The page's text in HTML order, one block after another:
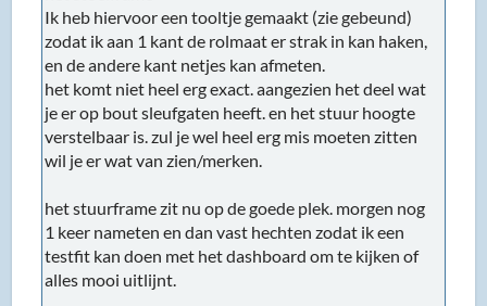
Ik heb hiervoor een tooltje gemaakt (zie gebeund)
zodat ik aan 1 kant de rolmaat er strak in kan haken,
en de andere kant netjes kan afmeten.
het komt niet heel erg exact. aangezien het deel wat
je er op bout sleufgaten heeft. en het stuur hoogte
verstelbaar is. zul je wel heel erg mis moeten zitten
wil je er wat van zien/merken.
het stuurframe zit nu op de goede plek. morgen nog
1 keer nameten en dan vast hechten zodat ik een
testfit kan doen met het dashboard om te kijken of
alles mooi uitlijnt.